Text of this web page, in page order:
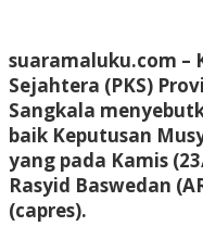
suaramaluku.com –
Sejahtera (PKS)
Sangkala
baik Keputusan
yang pada Kamis
Rasyid Baswedan
(capres).